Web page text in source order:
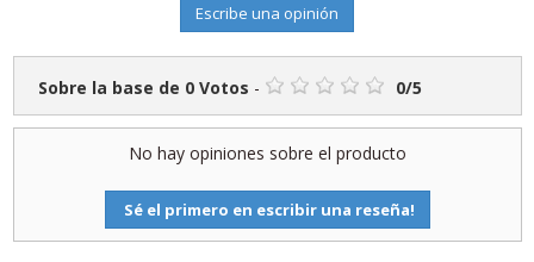
Escribe una opinión
Sobre la base de 0Votos - 0/5
No hay opiniones sobre el producto
Sé el primero en escribir una reseña!